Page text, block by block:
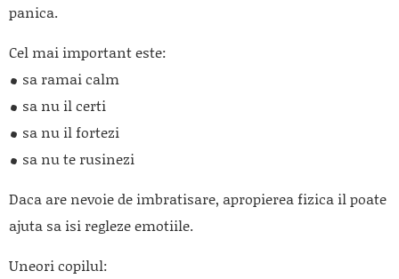
panica.
Cel mai important este:
sa ramai calm
sa nu il certi
sa nu il fortezi
sa nu te rusinezi
Daca are nevoie de imbratisare, apropierea fizica il poate
ajuta sa isi regleze emotiile.
Uneori copilul: